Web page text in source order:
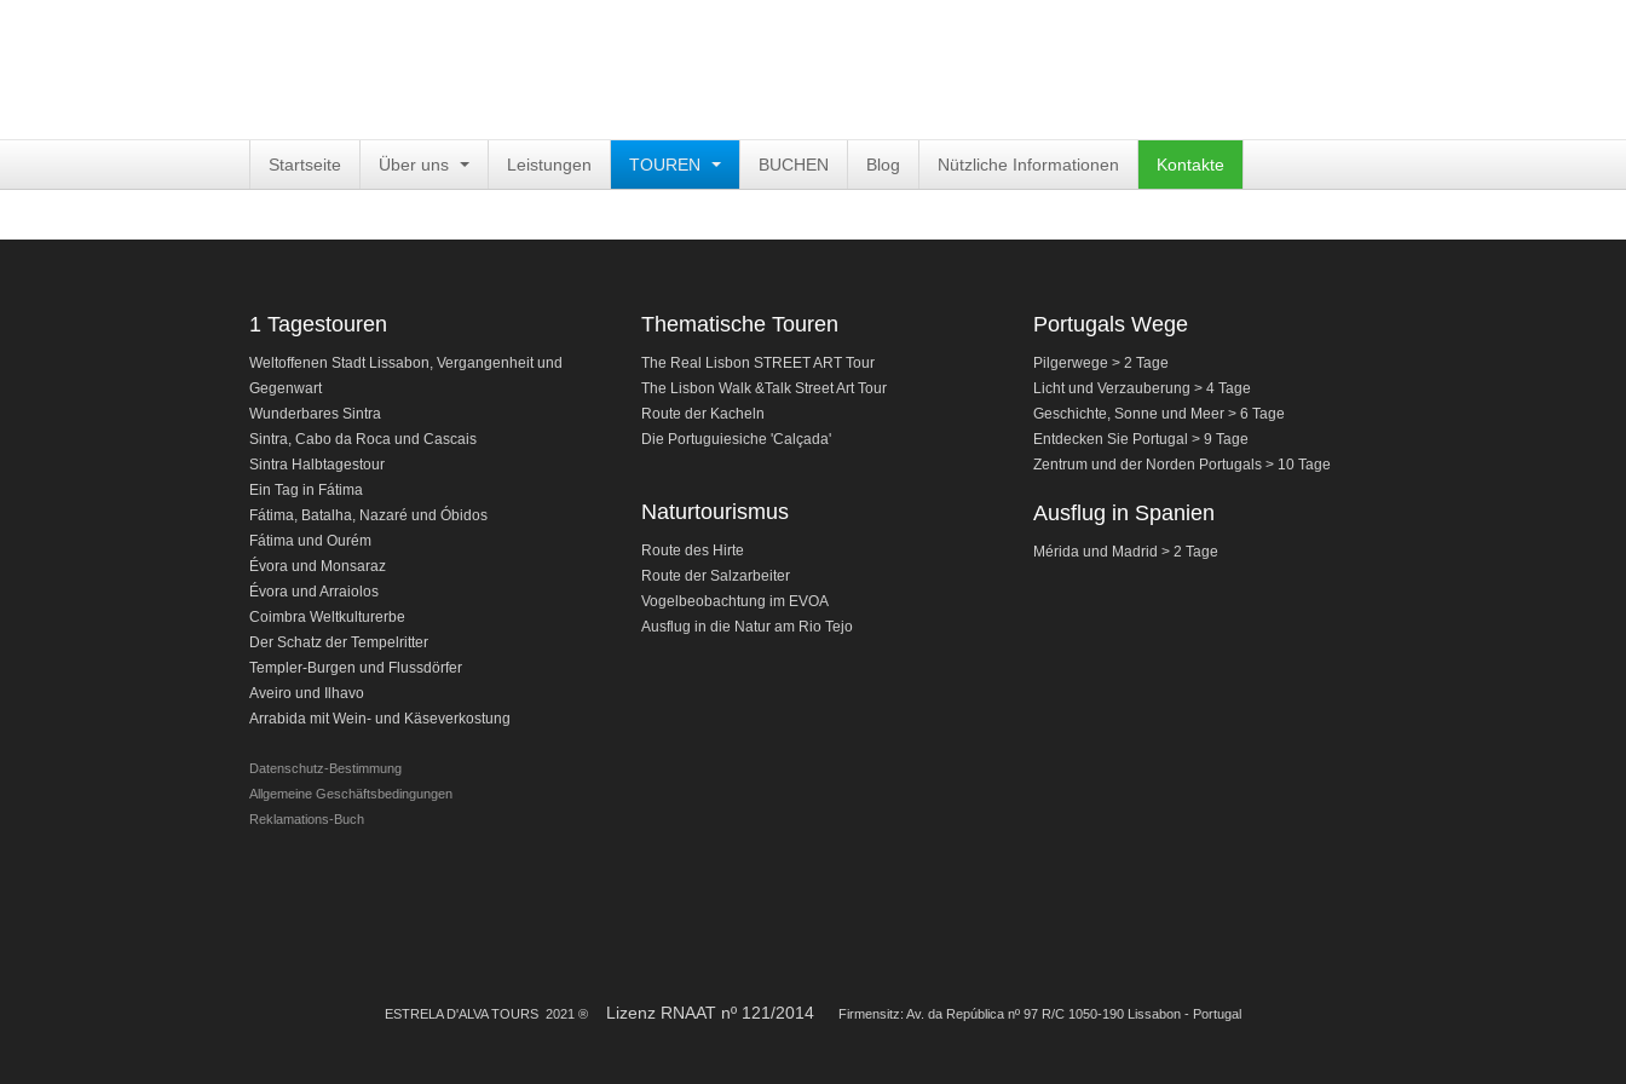
Startseite Über uns Leistungen TOUREN BUCHEN Blog Nützliche Informationen Kontakte
1 Tagestouren
Weltoffenen Stadt Lissabon, Vergangenheit und
Gegenwart
Wunderbares Sintra
Sintra, Cabo da Roca und Cascais
Sintra Halbtagestour
Ein Tag in Fátima
Fátima, Batalha, Nazaré und Óbidos
Fátima und Ourém
Évora und Monsaraz
Évora und Arraiolos
Coimbra Weltkulturerbe
Der Schatz der Tempelritter
Templer-Burgen und Flussdörfer
Aveiro und Ilhavo
Arrabida mit Wein- und Käseverkostung
Datenschutz-Bestimmung
Allgemeine Geschäftsbedingungen
Reklamations-Buch
Thematische Touren
The Real Lisbon STREET ART Tour
The Lisbon Walk &Talk Street Art Tour
Route der Kacheln
Die Portuguiesiche 'Calçada'
Naturtourismus
Route des Hirte
Route der Salzarbeiter
Vogelbeobachtung im EVOA
Ausflug in die Natur am Rio Tejo
Portugals Wege
Pilgerwege > 2 Tage
Licht und Verzauberung > 4 Tage
Geschichte, Sonne und Meer > 6 Tage
Entdecken Sie Portugal > 9 Tage
Zentrum und der Norden Portugals > 10 Tage
Ausflug in Spanien
Mérida und Madrid > 2 Tage
ESTRELA D'ALVA TOURS 2021 ® Lizenz RNAAT nº 121/2014 Firmensitz: Av. da República nº 97 R/C 1050-190 Lissabon - Portugal